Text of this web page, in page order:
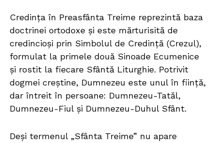
Credința în Preasfânta Treime reprezintă baza
doctrinei ortodoxe și este mărturisită de
credincioși prin Simbolul de Credință (Crezul),
formulat la primele două Sinoade Ecumenice
și rostit la fiecare Sfântă Liturghie. Potrivit
dogmei creștine, Dumnezeu este unul în ființă,
dar întreit în persoane: Dumnezeu-Tatăl,
Dumnezeu-Fiul și Dumnezeu-Duhul Sfânt.
Deși termenul „Sfânta Treime” nu apare